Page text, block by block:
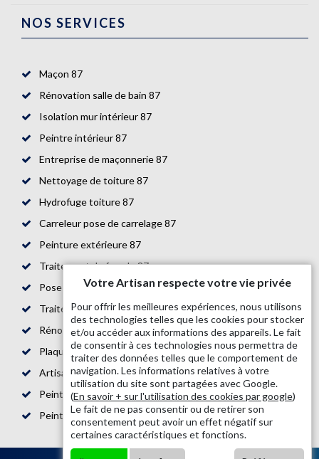
NOS SERVICES
Maçon 87
Rénovation salle de bain 87
Isolation mur intérieur 87
Peintre intérieur 87
Entreprise de maçonnerie 87
Nettoyage de toiture 87
Hydrofuge toiture 87
Carreleur pose de carrelage 87
Peinture extérieure 87
Traitement de façade 87
Pose de parquet 87
Traitement de toiture 87
Rénovation de maison 87
Plaquiste 87
Artisan bande placo 87
Peintre en bâtiment 87
Peinture boiserie et ferronnerie 87
Votre Artisan respecte votre vie privée
Pour offrir les meilleures expériences, nous utilisons
des technologies telles que les cookies pour stocker
et/ou accéder aux informations des appareils. Le fait
de consentir à ces technologies nous permettra de
traiter des données telles que le comportement de
navigation. Les informations relatives à votre
utilisation du site sont partagées avec Google.
(En savoir + sur l'utilisation des cookies par google)
Le fait de ne pas consentir ou de retirer son
consentement peut avoir un effet négatif sur
certaines caractéristiques et fonctions.